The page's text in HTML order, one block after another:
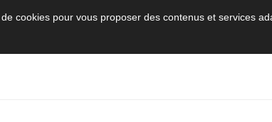
cookies pour vous proposer des contenus et services